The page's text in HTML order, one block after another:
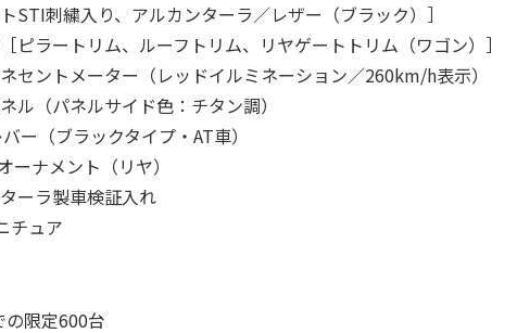
STI刺繍入り、アルカンターラ／レザー（ブラック）］
ピラートリム、ルーフトリム、リヤゲートトリム（ワゴン）］
セントメーター（レッドイルミネーション／260km/h表示）
ル（パネルサイド色：チタン調）
ー（ブラックタイプ・AT車）
ーナメント（リヤ）
ーラ製車検証入れ
チュア
限定600台